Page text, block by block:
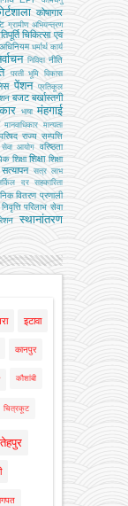
कोषागार
ग्रामीण अभियन्‍त्रण
चिकित्‍सा एवं
धर्मार्थ कार्य
निविदा नीति
परती भूमि विकास
पेंशन
प्रतिकूल
बजट बर्खास्तगी
भाषा मंहगाई
मानवाधिकार मान्यता
राज्य सम्पत्ति
आयोग वरिष्ठता
शिक्षा शिक्षा शिक्षा
सत्यापन सत्र लाभ
दर सहकारिता
वितरण प्रणाली
परिलाभ सेवा
स्थानांतरण
इटावा
कानपुर
कौशांबी
चित्रकूट